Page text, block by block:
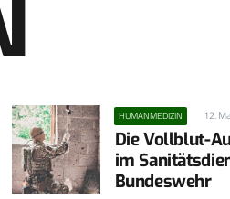
HUMANMEDIZIN 12.
Die Vollblut-
im
Bundeswehr